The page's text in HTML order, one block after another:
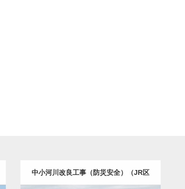
中小河川改良工事（防災安全）（JR区